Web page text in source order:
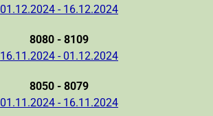
01.12.2024 - 16.12.2024
8080 - 8109
16.11.2024 - 01.12.2024
8050 - 8079
01.11.2024 - 16.11.2024